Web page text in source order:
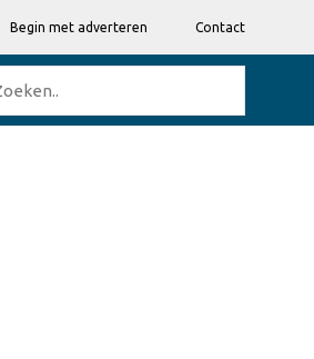
Begin met adverteren Contact